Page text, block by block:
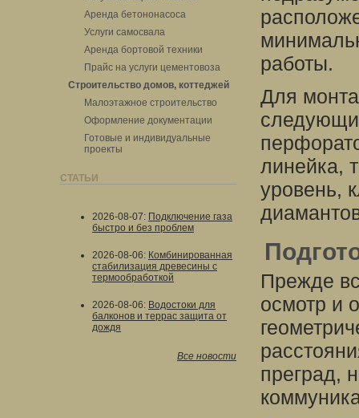
Аренда бетононасоса
Услуги самосвала
Аренда бортовой техники
Прайс на услуги цементовоза
Строительство домов, коттеджей
Малоэтажное строительство
Оформление документации
Готовые и индивидуальные
проекты
СТАТЬИ
2026-08-07: Подключение газа
быстро и без проблем
2026-08-06: Комбинированная
стабилизация древесины с
термообработкой
2026-08-06: Водостоки для
балконов и террас защита от
дождя
Все новости
работы.
Для
линейка,
уровень,
Прежде
осмотр и
преград,